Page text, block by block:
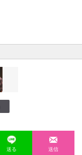
送る 送信